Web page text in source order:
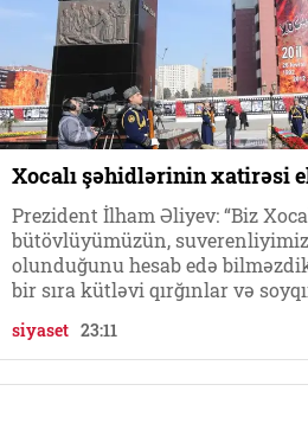
Xocalı şəhidlərinin xatirəsi
Prezident İlham Əliyev: “Biz
bütövlüyümüzün,
olunduğunu hesab edə
bir sıra kütləvi qırğınlar və
siyaset 23:11